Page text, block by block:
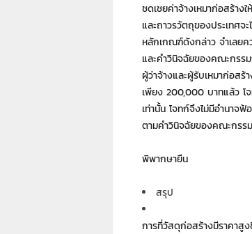
ชดเชยค่าจ้างเหมาก่อสร้า
และถาวรวัตถุของประเทศจ
หลักเกณฑ์ดังกล่าว จำเลยค
และคำวินิจฉัยของคณะกรร
ผู้ว่าจ้างและผู้รับเหมาก่อสร้
เพียง 200,000 บาทแล้ว โ
เท่านั้น โจทก์จึงไม่มีอำนาจ
ตามคำวินิจฉัยของคณะกรร
พิพากษายืน
สรุป
การที่วัสดุก่อสร้างมีราคาสูง